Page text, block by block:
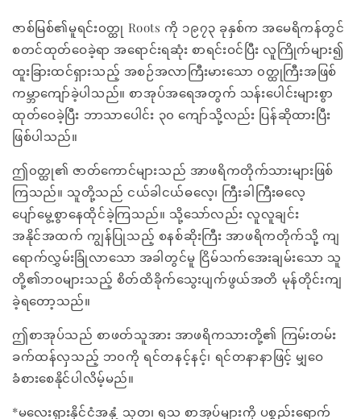
ဇာစ်မြစ်၏မူရင်း၀တ္ထု Roots ကို ၁၉၇၃ ခုနှစ်က အမေရိကန်တွင်
စတင်ထုတ်ဝေခဲ့ရာ အရောင်းရဆုံး စာရင်းဝင်ပြီး လူကြိုက်များ၍
ထူးခြားထင်ရှားသည့် အစဉ်အလာကြီးမားသော ၀တ္ထုကြီးအဖြစ်
ကမ္ဘာကျော်ခဲ့ပါသည်။ စာအုပ်အရေအတွက် သန်းပေါင်းများစွာ
ထုတ်ဝေခဲ့ပြီး ဘာသာပေါင်း ၃၀ ကျော်သို့လည်း ပြန်ဆိုထားပြီး
ဖြစ်ပါသည်။
ဤ၀တ္ထု၏ ဇာတ်ကောင်များသည် အာဖရိကတိုက်သားများဖြစ်
ကြသည်။ သူတို့သည် ငယ်ခါငယ်ဓလေ့၊ ကြီးခါကြီးဓလေ့
ပျော်မွေ့စွာနေထိုင်ခဲ့ကြသည်။ သို့သော်လည်း လူလူချင်း
အနိုင်အထက် ကျွန်ပြုသည့် စနစ်ဆိုးကြီး အာဖရိကတိုက်သို့ ကျ
ရောက်လွှမ်းခြုံလာသော အခါတွင်မူ ငြိမ်သက်အေးချမ်းသော သူ
တို့၏ဘ၀များသည့် စိတ်ထိခိုက်သွေးပျက်ဖွယ်အတိ မုန်တိုင်းကျ
ခဲ့ရတော့သည်။
ဤစာအုပ်သည် စာဖတ်သူအား အာဖရိကသားတို့၏ ကြမ်းတမ်း
ခက်ထန်လှသည့် ဘ၀ကို ရင်တနင့်နင့်၊ ရင်တနာနာဖြင့် မျှဝေ
ခံစားစေနိုင်ပါလိမ့်မည်။
*မလေးရှားနိုင်ငံအနှံ့ သုတ၊ ရသ စာအုပ်များကို ပစ္စည်းရောက်